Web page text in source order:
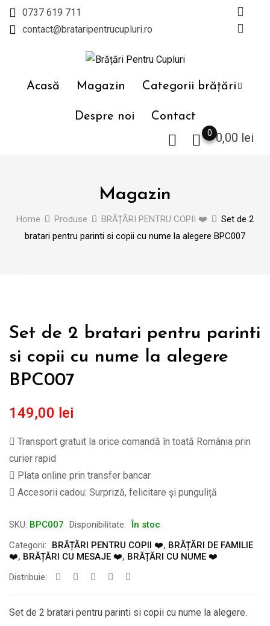
Skip
0737 619 711
contact@brataripentrucupluri.ro
Acasă Magazin Categorii brățări
Despre noi Contact
0,00 lei
0
Magazin
Home Produse BRĂȚĂRI PENTRU COPII ❤️
Set de 2
bratari pentru parinti si copii cu nume la alegere BPC007
Set de 2 bratari pentru parinti
si copii cu nume la alegere
BPC007
149,00 lei
Transport gratuit la orice comandă în toată România prin
curier rapid
Plata online prin transfer bancar
Accesorii cadou: Surpriză, felicitare și punguliță
SKU: BPC007 Disponibilitate: În stoc
Categorii:
BRĂȚĂRI PENTRU COPII ❤️, BRĂȚĂRI DE FAMILIE
❤️, BRĂȚĂRI CU MESAJE ❤️, BRĂȚĂRI CU NUME ❤️
Distribuie:
Set de 2 bratari pentru parinti si copii cu nume la alegere.